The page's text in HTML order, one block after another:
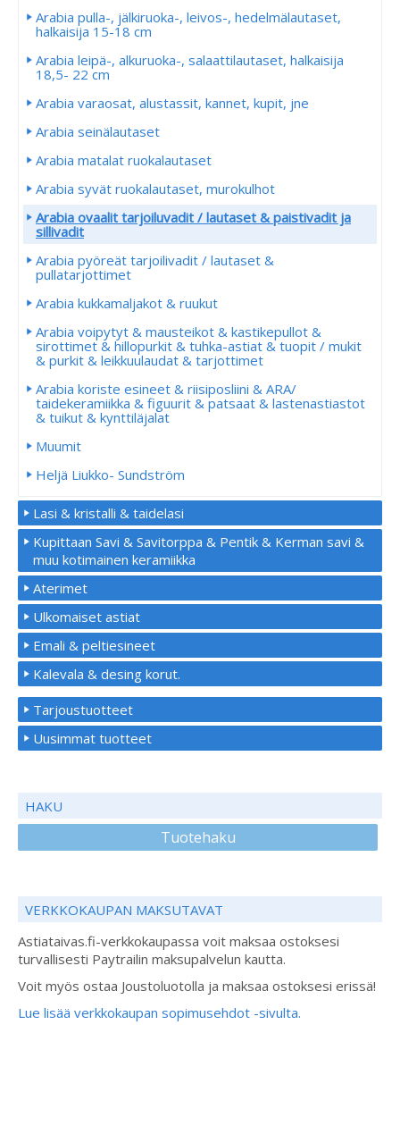
Arabia pulla-, jälkiruoka-, leivos-, hedelmälautaset,
halkaisija 15-18 cm
Arabia leipä-, alkuruoka-, salaattilautaset, halkaisija
18,5- 22 cm
Arabia varaosat, alustassit, kannet, kupit, jne
Arabia seinälautaset
Arabia matalat ruokalautaset
Arabia syvät ruokalautaset, murokulhot
Arabia ovaalit tarjoiluvadit / lautaset & paistivadit ja
sillivadit
Arabia pyöreät tarjoilivadit / lautaset &
pullatarjottimet
Arabia kukkamaljakot & ruukut
Arabia voipytyt & mausteikot & kastikepullot &
sirottimet & hillopurkit & tuhka-astiat & tuopit / mukit
& purkit & leikkuulaudat & tarjottimet
Arabia koriste esineet & riisiposliini & ARA/
taidekeramiikka & figuurit & patsaat & lastenastiastot
& tuikut & kynttiläjalat
Muumit
Heljä Liukko- Sundström
Lasi & kristalli & taidelasi
Kupittaan Savi & Savitorppa & Pentik & Kerman savi &
muu kotimainen keramiikka
Aterimet
Ulkomaiset astiat
Emali & peltiesineet
Kalevala & desing korut.
Tarjoustuotteet
Uusimmat tuotteet
HAKU
Tuotehaku
VERKKOKAUPAN MAKSUTAVAT
Astiataivas.fi-verkkokaupassa voit maksaa ostoksesi
turvallisesti Paytrailin maksupalvelun kautta.
Voit myös ostaa Joustoluotolla ja maksaa ostoksesi erissä!
Lue lisää verkkokaupan sopimusehdot -sivulta.